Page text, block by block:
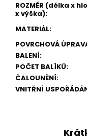
ROZMĚR (délka x
x výška):
MATERIÁL:
POVRCHOVÁ
BALENÍ:
POČET BALÍKŮ:
ČALOUNĚNÍ:
VNITŘNÍ